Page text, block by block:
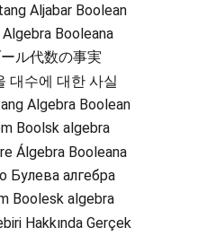
Aljabar Boolean
Booleana
ル代数の事実
수에 대한 사실
Algebra Boolean
Boolsk algebra
Álgebra Booleana
алгебра
Boolesk algebra
Hakkında Gerçek